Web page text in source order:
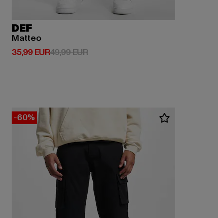
DEF
Matteo
35,99 EUR
Derzeitiger Preis: 35,99 EUR
49,99 EURAktionspreis: 49,99 EUR
-60%